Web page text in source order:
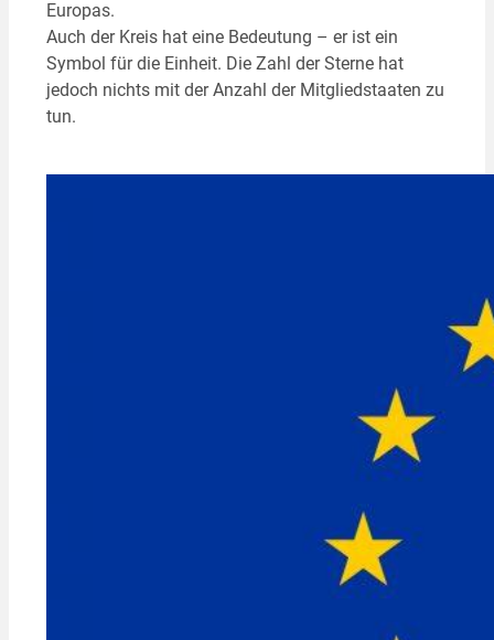
Europas.
Auch der Kreis hat eine Bedeutung – er ist ein
Symbol für die Einheit. Die Zahl der Sterne hat
jedoch nichts mit der Anzahl der Mitgliedstaaten zu
tun.